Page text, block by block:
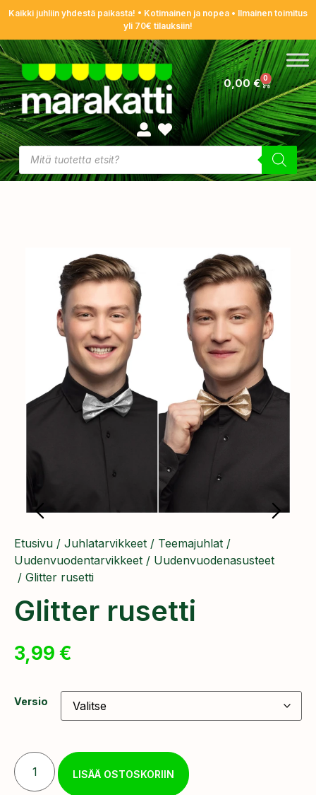
Kaikki juhliin yhdestä paikasta! • Kotimainen ja nopea • Ilmainen toimitus
yli 70€ tilauksiin!
0,00€ 0
Etusivu / Juhlatarvikkeet / Teemajuhlat /
Uudenvuodentarvikkeet / Uudenvuodenasusteet
/ Glitter rusetti
Glitter rusetti
3,99 €
Versio
LISÄÄ OSTOSKORIIN